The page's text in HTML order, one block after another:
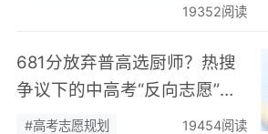
19352阅读
681分放弃普高选厨师？热搜
争议下的中高考“反向志愿”
潮，藏着职业规划新逻辑
#高考志愿规划 19454阅读